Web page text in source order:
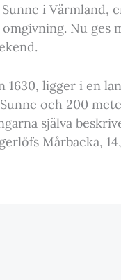
i Värmland,
Nu ges
1630, ligger i en
och 200
själva
Mårbacka,